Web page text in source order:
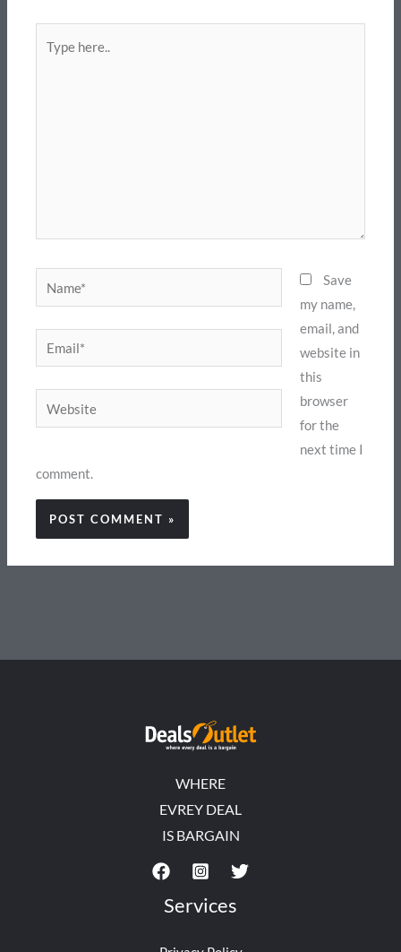
here..
Email*
Save
my name,
email, and
website in
this
browser
for the
next time I
comment.
WHERE
EVREY DEAL
IS BARGAIN
Services